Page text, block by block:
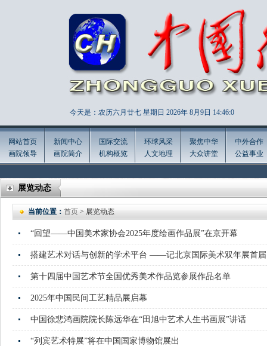
今天是：农历六月廿七 星期日 2026年 8月9日 14:46:2
网站首页
画院领导
新闻中心
画院简介
国际交流
机构概览
环球风采
人文地理
聚焦中华
大众讲堂
中外合作
公益事业
展览动态
当前位置： 首页 > 展览动态
“回望——中国美术家协会2025年度绘画作品展”在京开幕
搭建艺术对话与创新的学术平台 ——记北京国际美术双年展首
第十四届中国艺术节全国优秀美术作品览参展作品名单
2025年中国民间工艺精品展启幕
中国徐悲鸿画院院长陈远华在“田旭中艺术人生书画展”讲话
“列宾艺术特展”将在中国国家博物馆展出